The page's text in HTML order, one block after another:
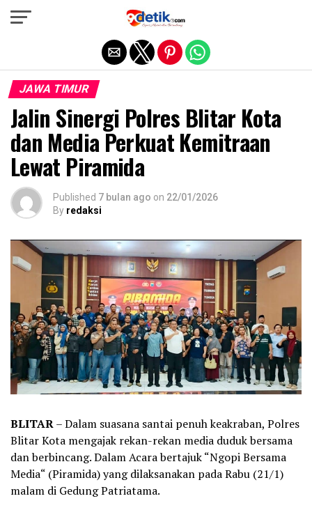
JAWA TIMUR
Jalin Sinergi Polres Blitar Kota
dan Media Perkuat Kemitraan
Lewat Piramida
Published 7 bulan ago on 22/01/2026
By redaksi
BLITAR– Dalam suasana santai penuh keakraban, Polres
Blitar Kota mengajak rekan-rekan media duduk bersama
dan berbincang. Dalam Acara bertajuk “Ngopi Bersama
Media“ (Piramida) yang dilaksanakan pada Rabu (21/1)
malam di Gedung Patriatama.
Exit mobile version